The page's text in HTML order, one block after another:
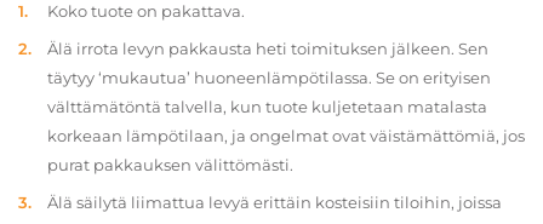
Koko tuote on pakattava.
Älä irrota levyn pakkausta heti toimituksen jälkeen. Sen
täytyy ‘mukautua’ huoneenlämpötilassa. Se on erityisen
välttämätöntä talvella, kun tuote kuljetetaan matalasta
korkeaan lämpötilaan, ja ongelmat ovat väistämättömiä, jos
purat pakkauksen välittömästi.
Älä säilytä liimattua levyä erittäin kosteisiin tiloihin, joissa